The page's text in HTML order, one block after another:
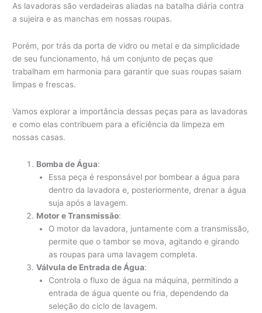
As lavadoras são verdadeiras aliadas na batalha diária contra
a sujeira e as manchas em nossas roupas.
Porém, por trás da porta de vidro ou metal e da simplicidade
de seu funcionamento, há um conjunto de peças que
trabalham em harmonia para garantir que suas roupas saiam
limpas e frescas.
Vamos explorar a importância dessas peças para as lavadoras
e como elas contribuem para a eficiência da limpeza em
nossas casas.
Bomba de Água:
Essa peça é responsável por bombear a água para
dentro da lavadora e, posteriormente, drenar a água
suja após a lavagem.
Motor e Transmissão:
O motor da lavadora, juntamente com a transmissão,
permite que o tambor se mova, agitando e girando
as roupas para uma lavagem completa.
Válvula de Entrada de Água:
Controla o fluxo de água na máquina, permitindo a
entrada de água quente ou fria, dependendo da
seleção do ciclo de lavagem.